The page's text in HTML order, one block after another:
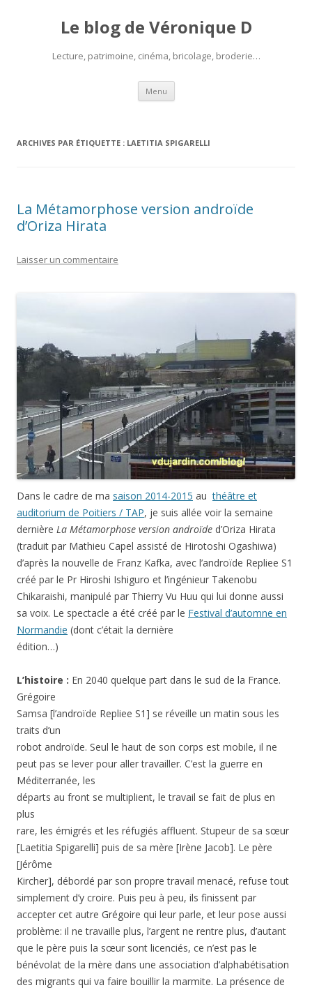
Le blog de Véronique D
Lecture, patrimoine, cinéma, bricolage, broderie…
Menu Aller
contenu
ARCHIVES PAR ÉTIQUETTE : LAETITIA SPIGARELLI
La Métamorphose version androïde
d’Oriza Hirata
Laisser un commentaire
Dans le cadre de ma saison 2014-2015 authéâtre et
auditorium de Poitiers / TAP, je suis allée voir la semaine
dernière La Métamorphose version androïde d’Oriza Hirata
(traduit par Mathieu Capel assisté de Hirotoshi Ogashiwa)
d’après la nouvelle de Franz Kafka, avec l’androïde Repliee S1
créé par le Pr Hiroshi Ishiguro et l’ingénieur Takenobu
Chikaraishi, manipulé par Thierry Vu Huu qui lui donne aussi
sa voix. Le spectacle a été créé par le Festival d’automne en
Normandie (dont c’était la dernière
édition…)
L’histoire : En 2040 quelque part dans le sud de la France.
Grégoire
Samsa [l’androïde Repliee S1] se réveille un matin sous les
traits d’un
robot androïde. Seul le haut de son corps est mobile, il ne
peut pas se lever pour aller travailler. C’est la guerre en
Méditerranée, les
départs au front se multiplient, le travail se fait de plus en
plus
rare, les émigrés et les réfugiés affluent. Stupeur de sa sœur
[Laetitia Spigarelli] puis de sa mère [Irène Jacob]. Le père
[Jérôme
Kircher], débordé par son propre travail menacé, refuse tout
simplement d’y croire. Puis peu à peu, ils finissent par
accepter cet autre Grégoire qui leur parle, et leur pose aussi
problème: il ne travaille plus, l’argent ne rentre plus, d’autant
que le père puis la sœur sont licenciés, ce n’est pas le
bénévolat de la mère dans une association d’alphabétisation
des migrants qui va faire bouillir la marmite. La présence de